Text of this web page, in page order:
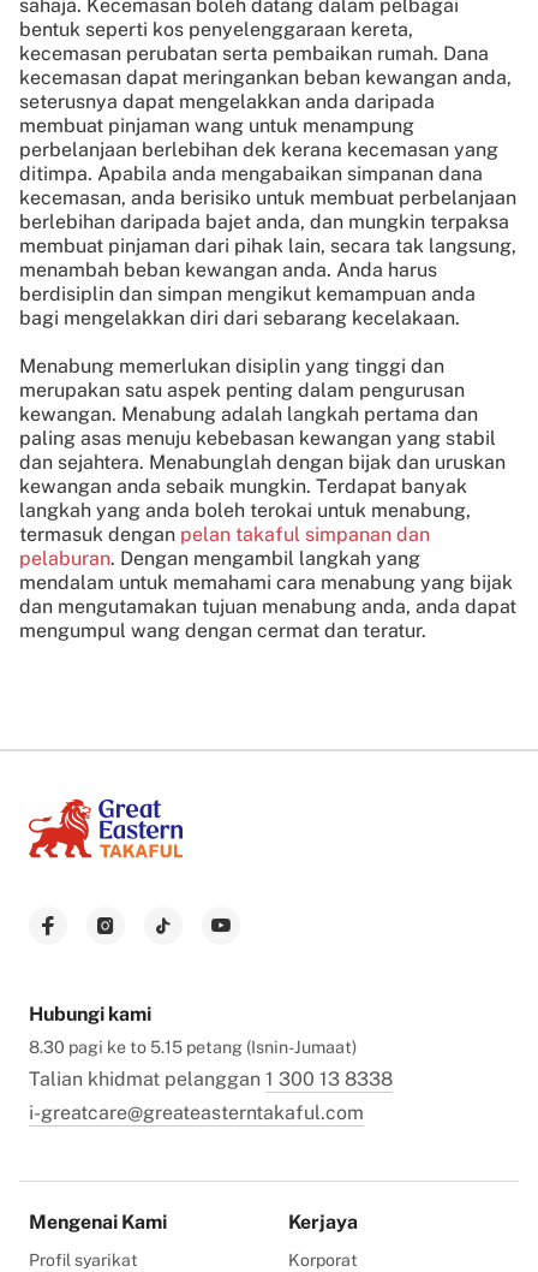
sahaja. Kecemasan boleh datang dalam pelbagai
bentuk seperti kos penyelenggaraan kereta,
kecemasan perubatan serta pembaikan rumah. Dana
kecemasan dapat meringankan beban kewangan anda,
seterusnya dapat mengelakkan anda daripada
membuat pinjaman wang untuk menampung
perbelanjaan berlebihan dek kerana kecemasan yang
ditimpa. Apabila anda mengabaikan simpanan dana
kecemasan, anda berisiko untuk membuat perbelanjaan
berlebihan daripada bajet anda, dan mungkin terpaksa
membuat pinjaman dari pihak lain, secara tak langsung,
menambah beban kewangan anda. Anda harus
berdisiplin dan simpan mengikut kemampuan anda
bagi mengelakkan diri dari sebarang kecelakaan.
Menabung memerlukan disiplin yang tinggi dan
merupakan satu aspek penting dalam pengurusan
kewangan. Menabung adalah langkah pertama dan
paling asas menuju kebebasan kewangan yang stabil
dan sejahtera. Menabunglah dengan bijak dan uruskan
kewangan anda sebaik mungkin. Terdapat banyak
langkah yang anda boleh terokai untuk menabung,
termasuk dengan pelan takaful simpanan dan
pelaburan. Dengan mengambil langkah yang
mendalam untuk memahami cara menabung yang bijak
dan mengutamakan tujuan menabung anda, anda dapat
mengumpul wang dengan cermat dan teratur.
Hubungi kami
8.30 pagi ke to 5.15 petang (Isnin-Jumaat)
Talian khidmat pelanggan 1 300 13 8338
i-greatcare@greateasterntakaful.com
Mengenai Kami
Profil syarikat
Kerjaya
Korporat